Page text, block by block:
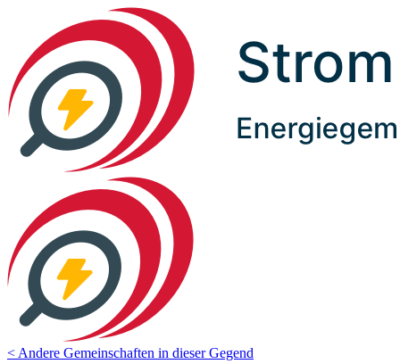
< Andere Gemeinschaften in dieser Gegend